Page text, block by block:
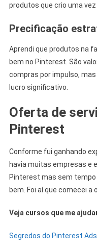
produtos que crio uma
Precificação
Aprendi que produtos na
bem no Pinterest. São
compras por impulso,
lucro significativo.
Oferta de
Pinterest
Conforme fui ganhando
havia muitas empresas e
Pinterest mas sem
bem. Foi aí que comecei a
Veja cursos que me
Segredos do Pinterest